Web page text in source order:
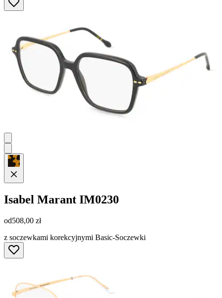
Isabel Marant IM0230
od508,00 zł
z soczewkami korekcyjnymi Basic-Soczewki